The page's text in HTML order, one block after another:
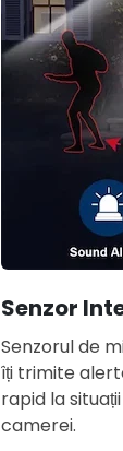
Senzor
Senzorul de
îți trimite
rapid la
camerei.